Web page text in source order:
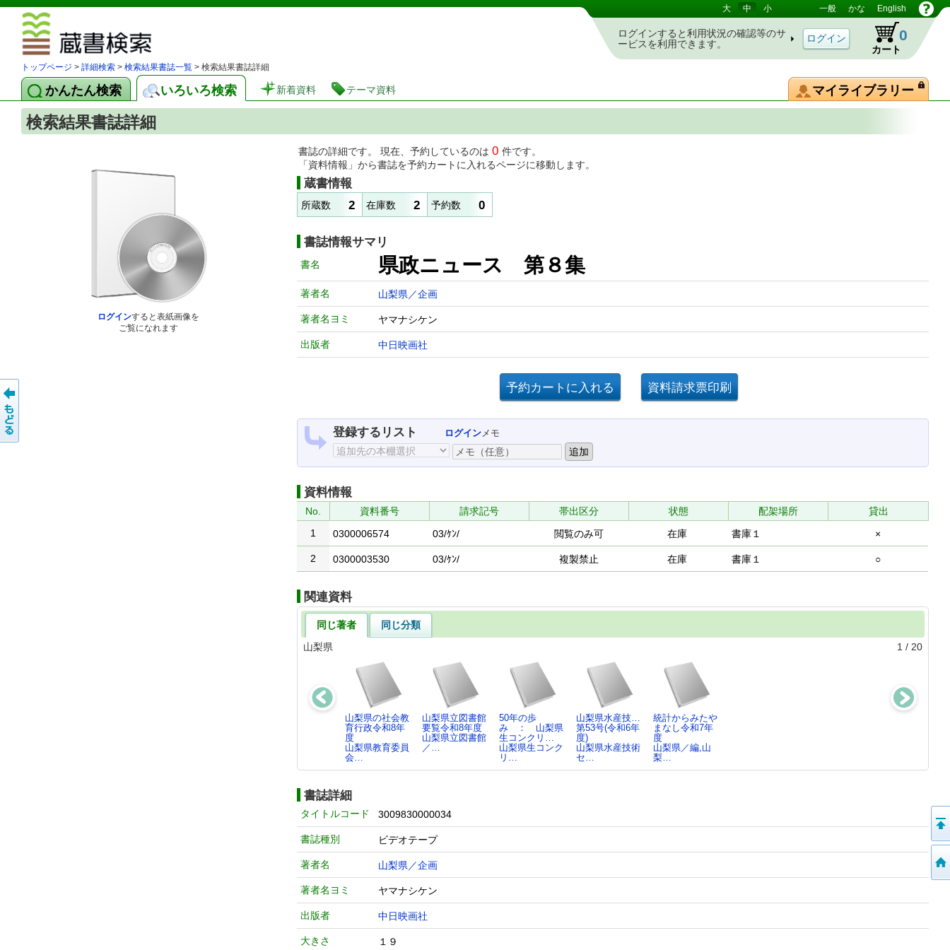
大 中 小 一般 かな English
ログインすると利用状況の確認等のサ
ービスを利用できます。
カート
0
トップページ > 詳細検索 > 検索結果書誌一覧 > 検索結果書誌詳細
かんたん検索 いろいろ検索 新着資料 テーマ資料 マイライブラリー
検索結果書誌詳細
ログインすると表紙画像を
ご覧になれます
書誌の詳細です。 現在、予約しているのは 0 件です。
「資料情報」から書誌を予約カートに入れるページに移動します。
蔵書情報
所蔵数 2 在庫数 2 予約数 0
書誌情報サマリ
書名 県政ニュース 第８集
著者名 山梨県／企画
著者名ヨミ ヤマナシケン
出版者 中日映画社
登録するリスト ログインメモ
資料情報
No. 資料番号 請求記号 帯出区分 状態 配架場所
貸出
1
0300006574 03/ｹﾝ/ 閲覧のみ可 在庫 書庫１ ×
2 0300003530 03/ｹﾝ/ 複製禁止 在庫 書庫１ ○
関連資料
同じ著者
同じ分類
山梨県
1 / 20
山梨県の社会教
育行政令和8年
度
山梨県教育委員
会…
山梨県立図書館
要覧令和8年度
山梨県立図書館
／…
50年の歩
み ： 山梨県
生コンクリ…
山梨県生コンク
リ…
山梨県水産技…
第53号(令和6年
度)
山梨県水産技術
セ…
統計からみたや
まなし令和7年
度
山梨県／編,山
梨…
書誌詳細
タイトルコード 3009830000034
書誌種別 ビデオテープ
著者名 山梨県／企画
著者名ヨミ ヤマナシケン
出版者 中日映画社
大きさ １９